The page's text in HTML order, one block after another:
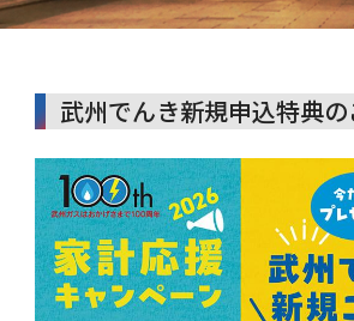
武州でんき新規申込特典の